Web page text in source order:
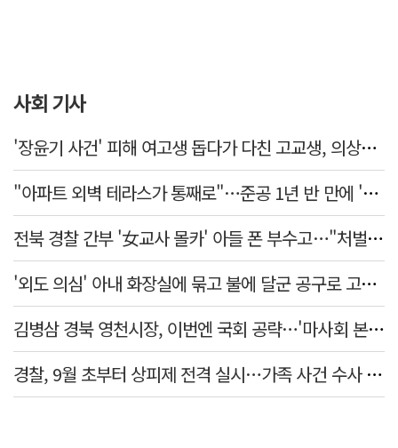
사회 기사
'장윤기 사건' 피해 여고생 돕다가 다친 고교생, 의상자 인정
"아파트 외벽 테라스가 통째로"…준공 1년 반 만에 '아찔 사고'
전북 경찰 간부 '女교사 몰카' 아들 폰 부수고…"처벌 못하는 사안" 내부망에 글
'외도 의심' 아내 화장실에 묶고 불에 달군 공구로 고문…남편 검거
김병삼 경북 영천시장, 이번엔 국회 공략…'마사회 본사 이전·광역교통망 확충' 요청
경찰, 9월 초부터 상피제 전격 실시…가족 사건 수사 못해